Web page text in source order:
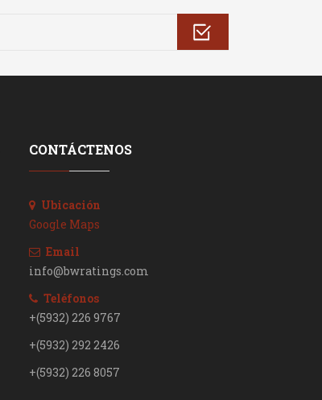
CONTÁCTENOS
Ubicación
Google Maps
Email
info@bwratings.com
Teléfonos
+(5932) 226 9767
+(5932) 292 2426
+(5932) 226 8057